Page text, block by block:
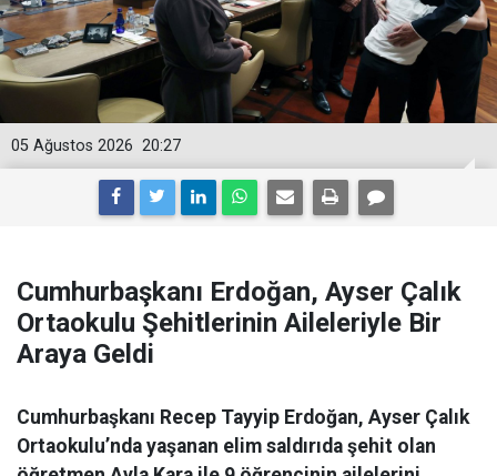
20:27
05 Ağustos 2026
Cumhurbaşkanı Erdoğan, Ayser Çalık
Ortaokulu Şehitlerinin Aileleriyle Bir
Araya Geldi
Cumhurbaşkanı Recep Tayyip Erdoğan, Ayser Çalık
Ortaokulu’nda yaşanan elim saldırıda şehit olan